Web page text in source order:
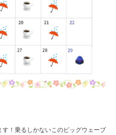
！乗るしかないこのビッグウェーブ